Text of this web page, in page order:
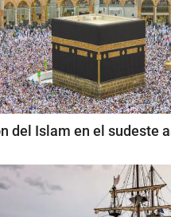
del Islam en el sudeste